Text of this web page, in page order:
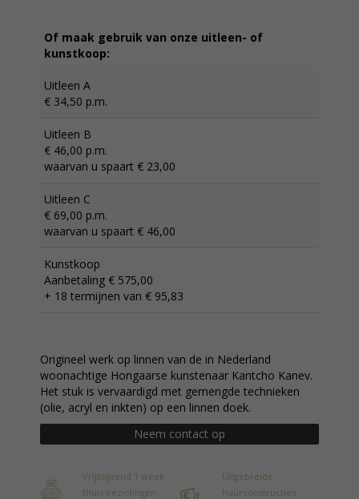
Of maak gebruik van onze uitleen- of
kunstkoop:
Uitleen A
€ 34,50 p.m.
Uitleen B
€ 46,00 p.m.
waarvan u spaart € 23,00
Uitleen C
€ 69,00 p.m.
waarvan u spaart € 46,00
Kunstkoop
Aanbetaling € 575,00
+ 18 termijnen van € 95,83
Origineel werk op linnen van de in Nederland
woonachtige Hongaarse kunstenaar Kantcho Kanev.
Het stuk is vervaardigd met gemengde technieken
(olie, acryl en inkten) op een linnen doek.
Neem contact op
Vrijblijvend 1 week
thuis bezichtigen
Uitgebreide
huurconstructies